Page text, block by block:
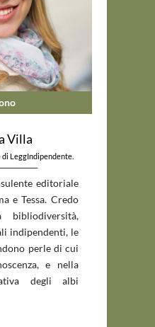
Villa
LeggIndipendente.
editoriale
e Tessa. Credo
bibliodiversità,
indipendenti, le
perle di cui
e nella
degli albi